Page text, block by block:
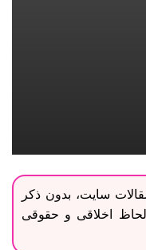
سایت، بدون ذکر
اخلاقی و حقوقی